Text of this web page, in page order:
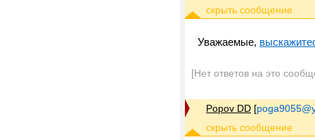
Уважаемые,
[Нет ответов на это
Popov DD [